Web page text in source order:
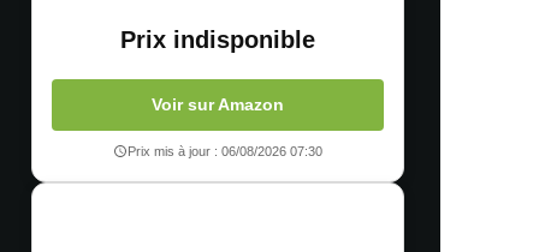
Prix indisponible
Voir sur Amazon
Prix mis à jour : 06/08/2026 07:30